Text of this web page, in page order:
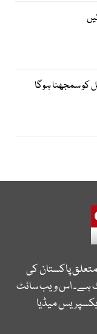
کو سمجھنا ہوگا
پاکستان کی
ہے۔ اس ویب سائٹ
میڈیا